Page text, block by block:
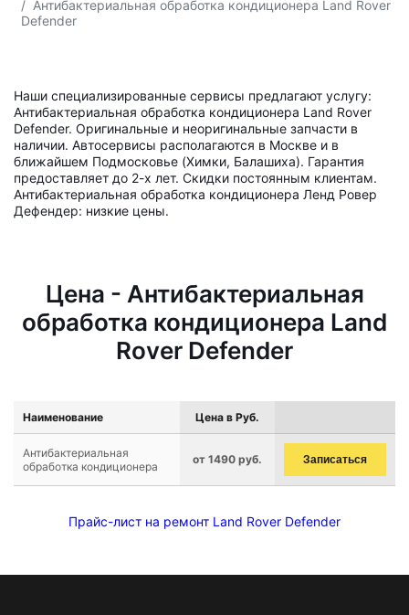
Антибактериальная обработка кондиционера Land Rover
Defender
Наши специализированные сервисы предлагают услугу:
Антибактериальная обработка кондиционера Land Rover
Defender. Оригинальные и неоригинальные запчасти в
наличии. Автосервисы располагаются в Москве и в
ближайшем Подмосковье (Химки, Балашиха). Гарантия
предоставляет до 2-х лет. Скидки постоянным клиентам.
Антибактериальная обработка кондиционера Ленд Ровер
Дефендер: низкие цены.
Цена - Антибактериальная
обработка кондиционера Land
Rover Defender
Наименование Цена в Руб.
Антибактериальная
обработка кондиционера
от 1490 руб. Записаться
Прайс-лист на ремонт Land Rover Defender